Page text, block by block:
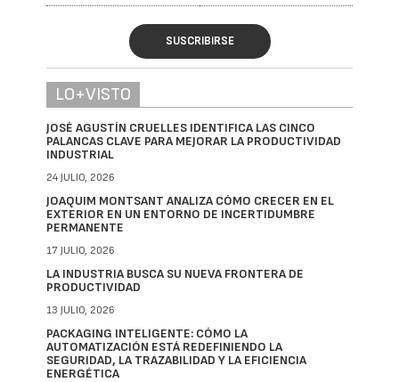
SUSCRIBIRSE
LO+VISTO
JOSÉ AGUSTÍN CRUELLES IDENTIFICA LAS CINCO
PALANCAS CLAVE PARA MEJORAR LA PRODUCTIVIDAD
INDUSTRIAL
24 JULIO, 2026
JOAQUIM MONTSANT ANALIZA CÓMO CRECER EN EL
EXTERIOR EN UN ENTORNO DE INCERTIDUMBRE
PERMANENTE
17 JULIO, 2026
LA INDUSTRIA BUSCA SU NUEVA FRONTERA DE
PRODUCTIVIDAD
13 JULIO, 2026
PACKAGING INTELIGENTE: CÓMO LA
AUTOMATIZACIÓN ESTÁ REDEFINIENDO LA
SEGURIDAD, LA TRAZABILIDAD Y LA EFICIENCIA
ENERGÉTICA